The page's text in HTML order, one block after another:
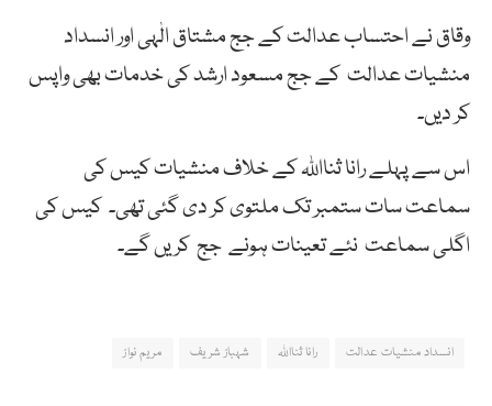
وقاق نے احتساب عدالت کے جج مشتاق الٰہی اور انسداد
منشیات عدالت کے جج مسعود ارشد کی خدمات بھی واپس
کر دیں۔
اس سے پہلے رانا ثنااللہ کے خلاف منشیات کیس کی
سماعت سات ستمبر تک ملتوی کر دی گئی تھی۔ کیس کی
اگلی سماعت نئے تعینات ہونے جج کریں گے۔
انسداد منشیات عدالت رانا ثنااللہ شہباز شریف مریم نواز